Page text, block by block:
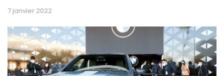
7 janvier 2022